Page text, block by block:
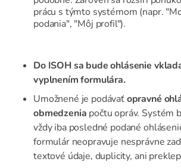
prácu s týmto systémom (napr.
podania", "Môj profil").
Do ISOH sa bude ohlásenie
vyplnením formulára.
Umožnené je podávaťopravné
obmedzenia počtu opráv. Systém
vždy iba posledné podané
formulár neopravuje nesprávne
textové údaje, duplicity, ani